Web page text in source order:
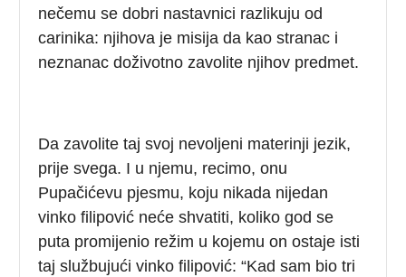
nečemu se dobri nastavnici razlikuju od
carinika: njihova je misija da kao stranac i
neznanac doživotno zavolite njihov predmet.
Da zavolite taj svoj nevoljeni materinji jezik,
prije svega. I u njemu, recimo, onu
Pupačićevu pjesmu, koju nikada nijedan
vinko filipović neće shvatiti, koliko god se
puta promijenio režim u kojemu on ostaje isti
taj službujući vinko filipović: “Kad sam bio tri